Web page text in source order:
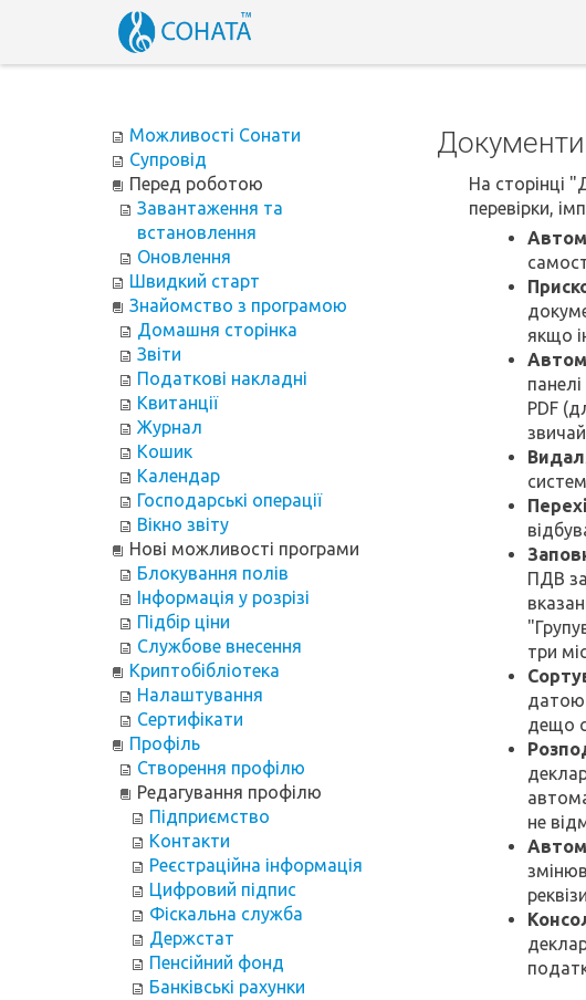
Можливості Сонати
Супровід
Перед роботою
Завантаження та
встановлення
Оновлення
Швидкий старт
Знайомство з програмою
Домашня сторінка
Звіти
Податкові накладні
Квитанції
Журнал
Кошик
Календар
Господарські операції
Вікно звіту
Нові можливості програми
Блокування полів
Інформація у розрізі
Підбір ціни
Службове внесення
Криптобібліотека
Налаштування
Сертифікати
Профіль
Створення профілю
Редагування профілю
Підприємство
Контакти
Реєстраційна інформація
Цифровий підпис
Фіскальна служба
Держстат
Пенсійний фонд
Банківські рахунки
Документи
На сторінці
перевірки,
якщо
PDF
ПДВ
три
датою
дещо
не